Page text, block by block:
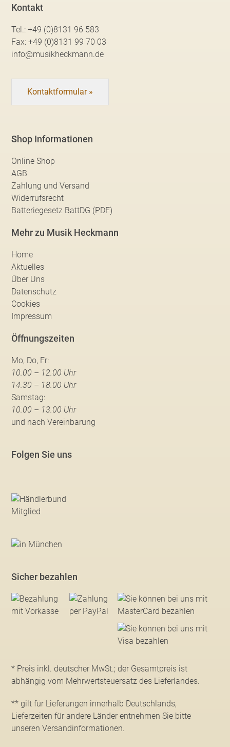
Kontakt
Tel.:+49 (0)8131 96 583
Fax:+49 (0)8131 99 70 03
info@musikheckmann.de
Kontaktformular »
Shop Informationen
Online Shop
AGB
Zahlung und Versand
Widerrufsrecht
Batteriegesetz BattDG (PDF)
Mehr zu Musik Heckmann
Home
Aktuelles
Über Uns
Datenschutz
Cookies
Impressum
Öffnungszeiten
Mo, Do, Fr:
10.00 – 12.00 Uhr
14.30 – 18.00 Uhr
Samstag:
10.00 – 13.00 Uhr
und nach Vereinbarung
Folgen Sie uns
Sicher bezahlen
* Preis inkl. deutscher MwSt.; der Gesamtpreis ist
abhängig vom Mehrwertsteuersatz des Lieferlandes.
** gilt für Lieferungen innerhalb Deutschlands,
Lieferzeiten für andere Länder entnehmen Sie bitte
unseren Versandinformationen.